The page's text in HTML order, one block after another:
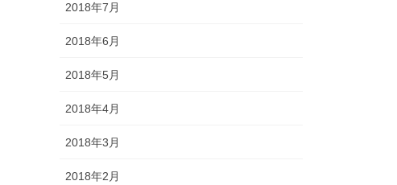
2018年7月
2018年6月
2018年5月
2018年4月
2018年3月
2018年2月